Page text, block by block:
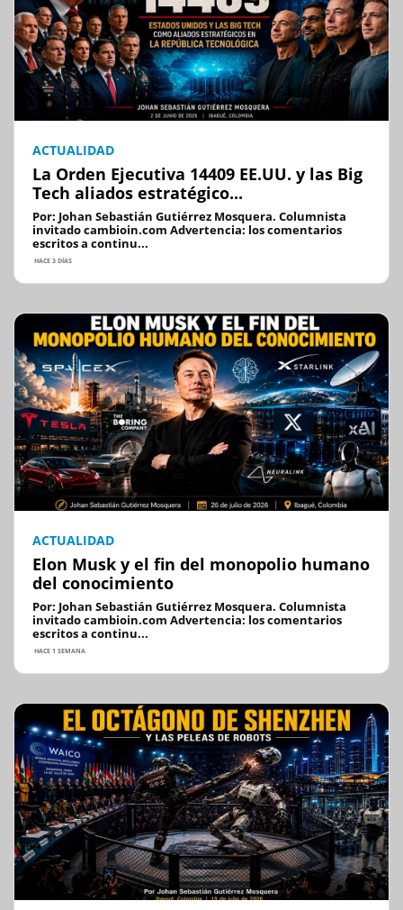
ACTUALIDAD
La Orden Ejecutiva 14409 EE.UU. y las Big
Tech aliados estratégico...
Por: Johan Sebastián Gutiérrez Mosquera. Columnista
invitado cambioin.com Advertencia: los comentarios
escritos a continu...
HACE 3 DÍAS
ACTUALIDAD
Elon Musk y el fin del monopolio humano
del conocimiento
Por: Johan Sebastián Gutiérrez Mosquera. Columnista
invitado cambioin.com Advertencia: los comentarios
escritos a continu...
HACE 1 SEMANA